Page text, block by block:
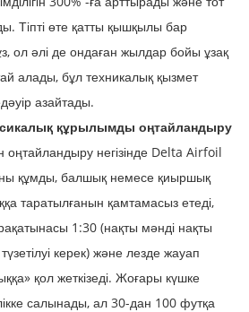
Тіпті өте қатты қышқылы бар
ол әлі де ондаған жылдар бойы ұзақ
алады, бұл техникалық қызмет
азайтады.
құрылымды оңтайландыру
негізінде Delta Airfoil
құмды, балшық немесе қиыршық
таратылғанын қамтамасыз етеді,
1:30 (нақты мәнді нақты
керек) және лезде жауап
қол жеткізеді. Жоғары күшке
салынады, ал 30-дан 100 футқа